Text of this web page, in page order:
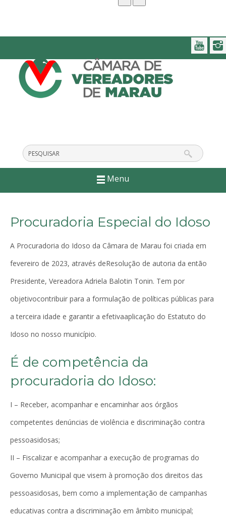
Menu
Procuradoria Especial do Idoso
A Procuradoria do Idoso da Câmara de Marau foi criada em
fevereiro de 2023, através deResolução de autoria da então
Presidente, Vereadora Adriela Balotin Tonin. Tem por
objetivocontribuir para a formulação de políticas públicas para
a terceira idade e garantir a efetivaaplicação do Estatuto do
Idoso no nosso município.
É de competência da
procuradoria do Idoso:
I – Receber, acompanhar e encaminhar aos órgãos
competentes denúncias de violência e discriminação contra
pessoasidosas;
II – Fiscalizar e acompanhar a execução de programas do
Governo Municipal que visem à promoção dos direitos das
pessoasidosas, bem como a implementação de campanhas
educativas contra a discriminação em âmbito municipal;